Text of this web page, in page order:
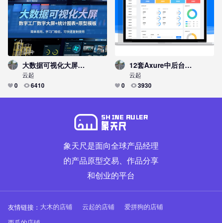
大数据可视化大屏，数字工厂数字大屏+统计图表+原型模板
云起
0 6410
12套Axure中后台管理信息系统通用原型方案
云起
0 3930
象天尺是面向全球产品经理
的产品原型交易、作品分享
和创业的平台
友情链接： 大木的店铺 云起的店铺 爱拼狗的店铺